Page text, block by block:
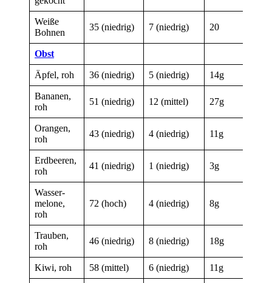
Weiße
Bohnen
35 (niedrig) 7 (niedrig) 20
Obst
Äpfel, roh 36 (niedrig) 5 (niedrig) 14g
Bananen,
roh
51 (niedrig) 12 (mittel) 27g
Orangen,
roh
43 (niedrig) 4 (niedrig) 11g
Erd­beeren,
roh
41 (niedrig) 1 (niedrig) 3g
Wasser­
melone,
roh
72 (hoch) 4 (niedrig) 8g
Trauben,
roh
46 (niedrig) 8 (niedrig) 18g
Kiwi, roh 58 (mittel) 6 (niedrig) 11g